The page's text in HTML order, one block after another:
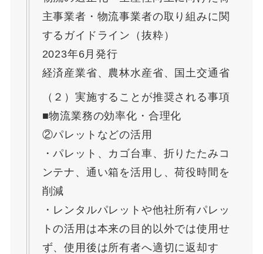
主事業者・物流事業者の取り組みに関
するガイドライン（抜粋）
2023年6月発行
経済産業省、農林水産省、国土交通省
（２）実施することが推奨される事項
■物流業務の効率化・合理化
②パレットなどの活用
・パレット、カゴ台車、折りたたみコ
ンテナ、通い箱を活用し、荷役時間を
削減
・レンタルパレットや他社所有パレッ
トの活用は本来の目的以外では使用せ
ず、使用後は所有者へ適切に返却す